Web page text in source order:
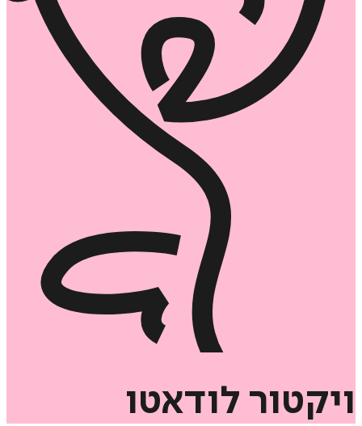
ויקטור לודאטו